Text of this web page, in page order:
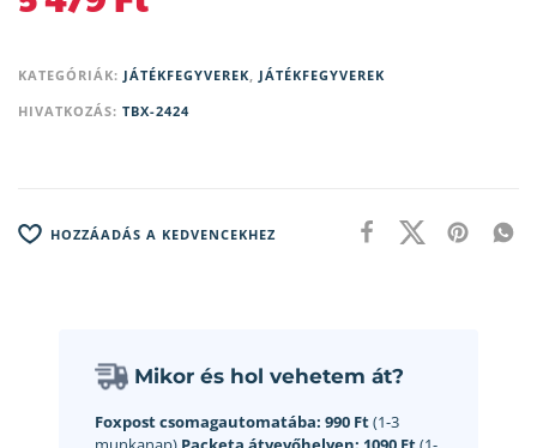
KATEGÓRIÁK: JÁTÉKFEGYVEREK, JÁTÉKFEGYVEREK
HIVATKOZÁS: TBX-2424
HOZZÁADÁS A KEDVENCEKHEZ
Mikor és hol vehetem át?
Foxpost csomagautomatába: 990 Ft(1-3